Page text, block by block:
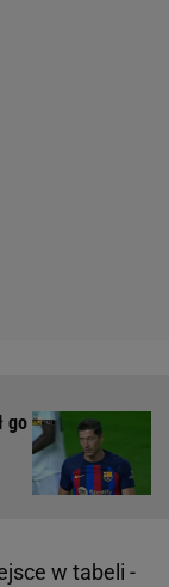
go
w tabeli -